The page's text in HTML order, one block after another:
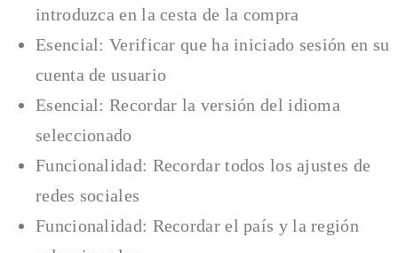
introduzca en la cesta de la compra
Esencial: Verificar que ha iniciado sesión en su
cuenta de usuario
Esencial: Recordar la versión del idioma
seleccionado
Funcionalidad: Recordar todos los ajustes de
redes sociales
Funcionalidad: Recordar el país y la región